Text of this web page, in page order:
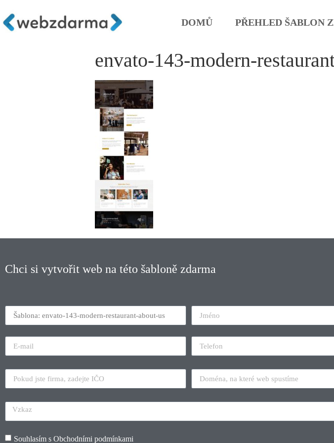
DOMŮ PŘEHLED ŠABLON
envato-143-modern-
Chci si vytvořit web na této šabloně zdarma
Souhlasím s Obchodními podmínkami